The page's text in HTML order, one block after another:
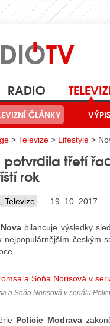
RADIO
ČLÁNKY
> Televize > Lifestyle >
potvrdila třetí
rok
Televize 19. 10. 2017
Nova bilancuje výsledky
nejpopulárnějším českým
a Soňa Norisová v seriálu
Policie Modrava